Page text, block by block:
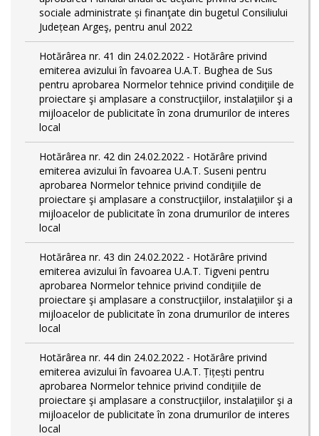
sociale administrate și finanţate din bugetul Consiliului
Județean Argeş, pentru anul 2022
Hotărârea nr. 41 din 24.02.2022 - Hotărâre privind
emiterea avizului în favoarea U.A.T. Bughea de Sus
pentru aprobarea Normelor tehnice privind condiţiile de
proiectare şi amplasare a construcţiilor, instalaţiilor şi a
mijloacelor de publicitate în zona drumurilor de interes
local
Hotărârea nr. 42 din 24.02.2022 - Hotărâre privind
emiterea avizului în favoarea U.A.T. Suseni pentru
aprobarea Normelor tehnice privind condiţiile de
proiectare şi amplasare a construcţiilor, instalaţiilor şi a
mijloacelor de publicitate în zona drumurilor de interes
local
Hotărârea nr. 43 din 24.02.2022 - Hotărâre privind
emiterea avizului în favoarea U.A.T. Tigveni pentru
aprobarea Normelor tehnice privind condiţiile de
proiectare şi amplasare a construcţiilor, instalaţiilor şi a
mijloacelor de publicitate în zona drumurilor de interes
local
Hotărârea nr. 44 din 24.02.2022 - Hotărâre privind
emiterea avizului în favoarea U.A.T. Țițești pentru
aprobarea Normelor tehnice privind condiţiile de
proiectare şi amplasare a construcţiilor, instalaţiilor şi a
mijloacelor de publicitate în zona drumurilor de interes
local